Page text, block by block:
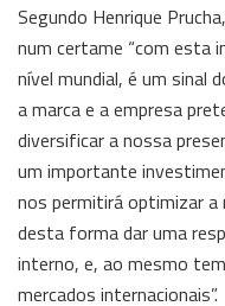
Segundo Henrique
num certame “com esta
nível mundial, é um sinal
a marca e a empresa
diversificar a nossa
um importante
nos permitirá optimizar a
desta forma dar uma
interno, e, ao mesmo
mercados internacionais”.